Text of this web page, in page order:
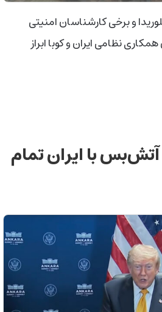
و برخی کارشناسان امنیتی
نظامی ایران و کوبا ابراز
با ایران تمام